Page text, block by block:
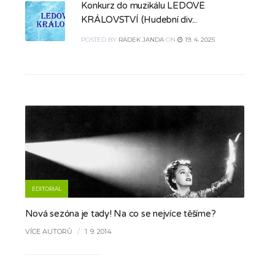
Konkurz do muzikálu LEDOVÉ
KRÁLOVSTVÍ (Hudební div...
POSTED BY RADEK JANDA ON 19. 4. 2025
EDITORIAL
Nová sezóna je tady! Na co se nejvíce těšíme?
VÍCE AUTORŮ / 1. 9. 2014